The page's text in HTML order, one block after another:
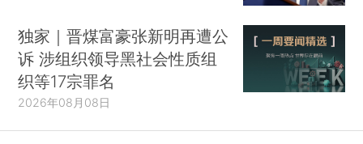
独家｜晋煤富豪张新明再遭公
诉 涉组织领导黑社会性质组
织等17宗罪名
2026年08月08日